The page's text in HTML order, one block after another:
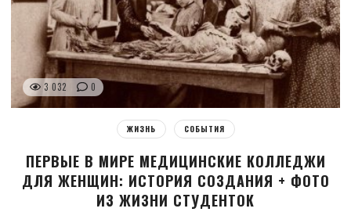
3 032 0
ЖИЗНЬ СОБЫТИЯ
ПЕРВЫЕ В МИРЕ МЕДИЦИНСКИЕ КОЛЛЕДЖИ
ДЛЯ ЖЕНЩИН: ИСТОРИЯ СОЗДАНИЯ + ФОТО
ИЗ ЖИЗНИ СТУДЕНТОК